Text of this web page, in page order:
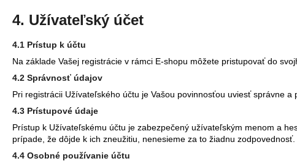
4. Užívateľský účet
4.1 Prístup k účtu
Na základe Vašej registrácie v rámci E-shopu môžete pristupovať do
4.2 Správnosť údajov
Pri registrácii Užívateľského účtu je Vašou povinnosťou uviesť správne
4.3 Prístupové údaje
Prístup k Užívateľskému účtu je zabezpečený užívateľským menom a
prípade, že dôjde k ich zneužitiu, nenesieme za to žiadnu zodpovednosť.
4.4 Osobné používanie účtu